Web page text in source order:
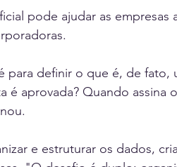
pode ajudar as empresas
para definir o que é, de
é aprovada? Quando assina
e estruturar os dados,